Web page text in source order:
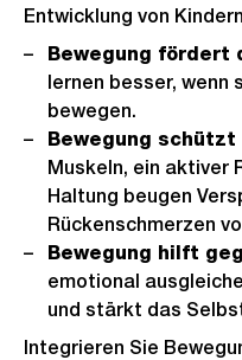
Entwicklung von
Bewegung fördert
lernen besser, wenn
bewegen.
Bewegung schützt
Muskeln, ein aktiver
Haltung beugen
Rückenschmerzen
Bewegung hilft
emotional
und stärkt das
Integrieren Sie